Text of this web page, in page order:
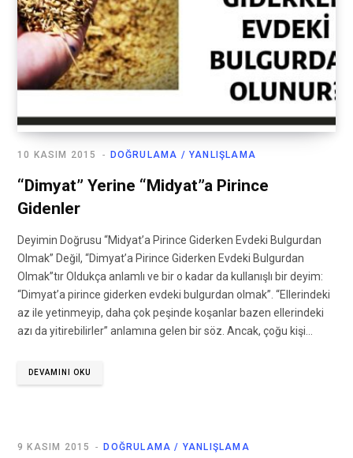
DOĞRULAMA / YANLIŞLAMA
10 KASIM 2015
“Dimyat” Yerine “Midyat”a Pirince
Gidenler
Deyimin Doğrusu “Midyat’a Pirince Giderken Evdeki Bulgurdan
Olmak” Değil, “Dimyat’a Pirince Giderken Evdeki Bulgurdan
Olmak”tır Oldukça anlamlı ve bir o kadar da kullanışlı bir deyim:
“Dimyat’a pirince giderken evdeki bulgurdan olmak”. “Ellerindeki
az ile yetinmeyip, daha çok peşinde koşanlar bazen ellerindeki
azı da yitirebilirler” anlamına gelen bir söz. Ancak, çoğu kişi…
DEVAMINI OKU
DOĞRULAMA / YANLIŞLAMA
9 KASIM 2015